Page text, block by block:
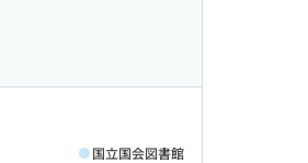
国立国会図書館